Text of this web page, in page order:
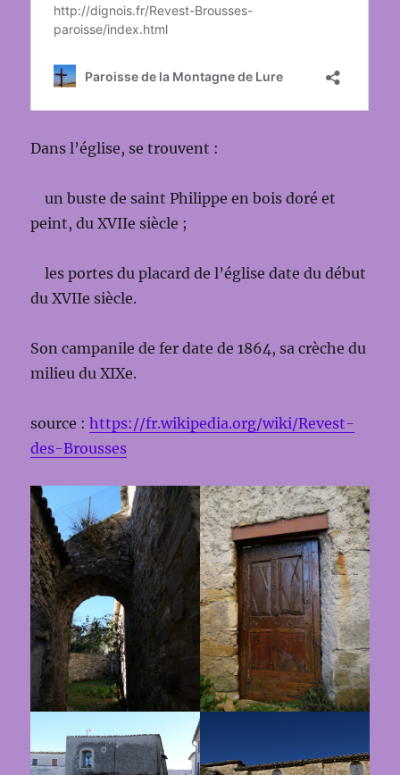
Dans l’église, se trouvent :
un buste de saint Philippe en bois doré et
peint, du XVIIe siècle ;
les portes du placard de l’église date du début
du XVIIe siècle.
Son campanile de fer date de 1864, sa crèche du
milieu du XIXe.
source :https://fr.wikipedia.org/wiki/Revest-
des-Brousses